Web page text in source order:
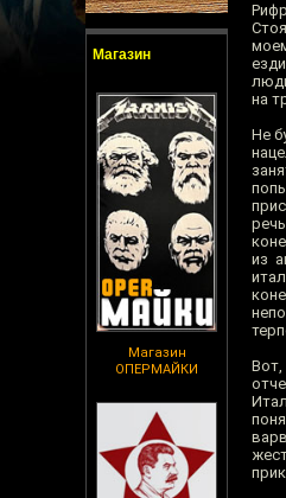
Магазин
Магазин
ОПЕРМАЙКИ
на
Не
из